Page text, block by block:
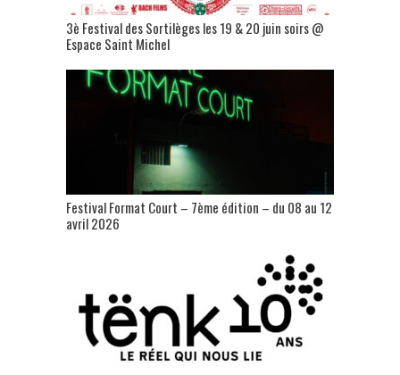
3è Festival des Sortilèges les 19 & 20 juin soirs @
Espace Saint Michel
Festival Format Court – 7ème édition – du 08 au 12
avril 2026